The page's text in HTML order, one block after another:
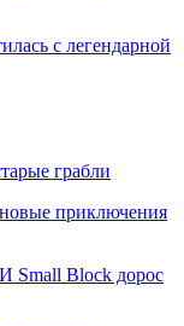
с легендарной
грабли
приключения
Small Block дорос